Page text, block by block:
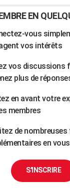
EN
vous
vos intérêts
vos discussions
plus de
en avant votre
membres
de
en
S'INSCRIRE